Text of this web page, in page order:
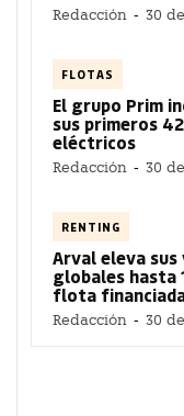
Redacción - 30
FLOTAS
El grupo Prim
sus primeros
eléctricos
Redacción - 30
RENTING
Arval eleva sus
globales hasta
flota
Redacción - 30